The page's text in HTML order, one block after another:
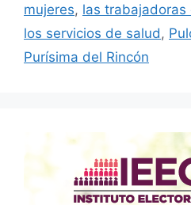
mujeres, las
los servicios de salud,
Purísima del Rincón